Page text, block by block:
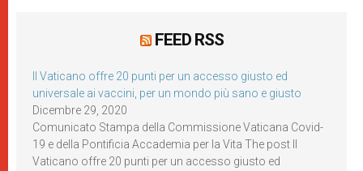
FEED RSS
Il Vaticano offre 20 punti per un accesso giusto ed
universale ai vaccini, per un mondo più sano e giusto
Dicembre 29, 2020
Comunicato Stampa della Commissione Vaticana Covid-
19 e della Pontificia Accademia per la Vita The post Il
Vaticano offre 20 punti per un accesso giusto ed